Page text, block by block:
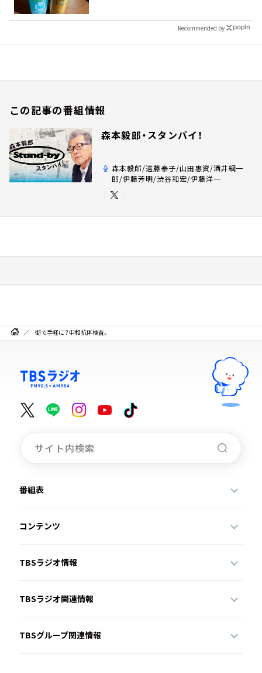
Recommended by
この記事の番組情報
森本毅郎・スタンバイ！
森本毅郎/遠藤泰子/山田惠資/酒井綱一
郎/伊藤芳明/渋谷和宏/伊藤洋一
街で手軽に？中和抗体検査。
番組表
コンテンツ
TBSラジオ情報
TBSラジオ関連情報
TBSグループ関連情報